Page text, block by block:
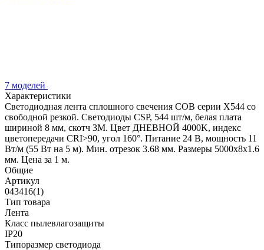
7 моделей
Характеристики
Светодиодная лента сплошного свечения COB серии X544 со
свободной резкой. Светодиоды CSP, 544 шт/м, белая плата
шириной 8 мм, скотч 3M. Цвет ДНЕВНОЙ 4000K, индекс
цветопередачи CRI>90, угол 160°. Питание 24 В, мощность 11
Вт/м (55 Вт на 5 м). Мин. отрезок 3.68 мм. Размеры 5000х8х1.6
мм. Цена за 1 м.
Общие
Артикул
043416(1)
Тип товара
Лента
Класс пылевлагозащиты
IP20
Типоразмер светодиода